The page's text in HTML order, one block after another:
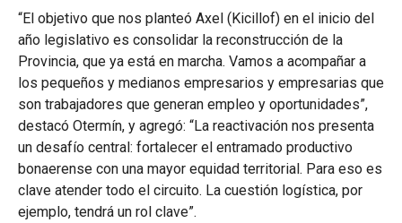
“El objetivo que nos planteó Axel (Kicillof) en el inicio del
año legislativo es consolidar la reconstrucción de la
Provincia, que ya está en marcha. Vamos a acompañar a
los pequeños y medianos empresarios y empresarias que
son trabajadores que generan empleo y oportunidades”,
destacó Otermín, y agregó: “La reactivación nos presenta
un desafío central: fortalecer el entramado productivo
bonaerense con una mayor equidad territorial. Para eso es
clave atender todo el circuito. La cuestión logística, por
ejemplo, tendrá un rol clave”.